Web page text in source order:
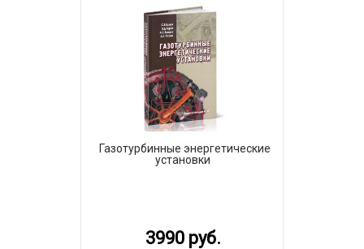
Газотурбинные энергетические
установки
3990 руб.